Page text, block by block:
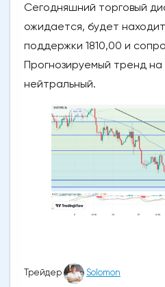
Сегодняшний торговый
ожидается, будет
поддержки 1810,00 и
Прогнозируемый тренд на
нейтральный.
Трейдер Solomon